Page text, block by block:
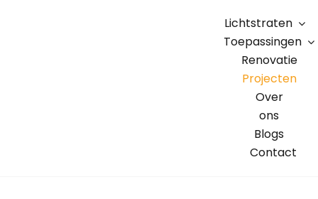
Lichtstraten
Toepassingen
Renovatie
Projecten
Over
ons
Blogs
Contact